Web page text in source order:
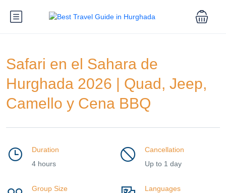
Safari en el Sahara de
Hurghada 2026 | Quad, Jeep,
Camello y Cena BBQ
Duration
4 hours
Cancellation
Up to 1 day
Group Size
Languages